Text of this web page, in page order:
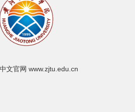
文官网 www.zjtu.edu.cn